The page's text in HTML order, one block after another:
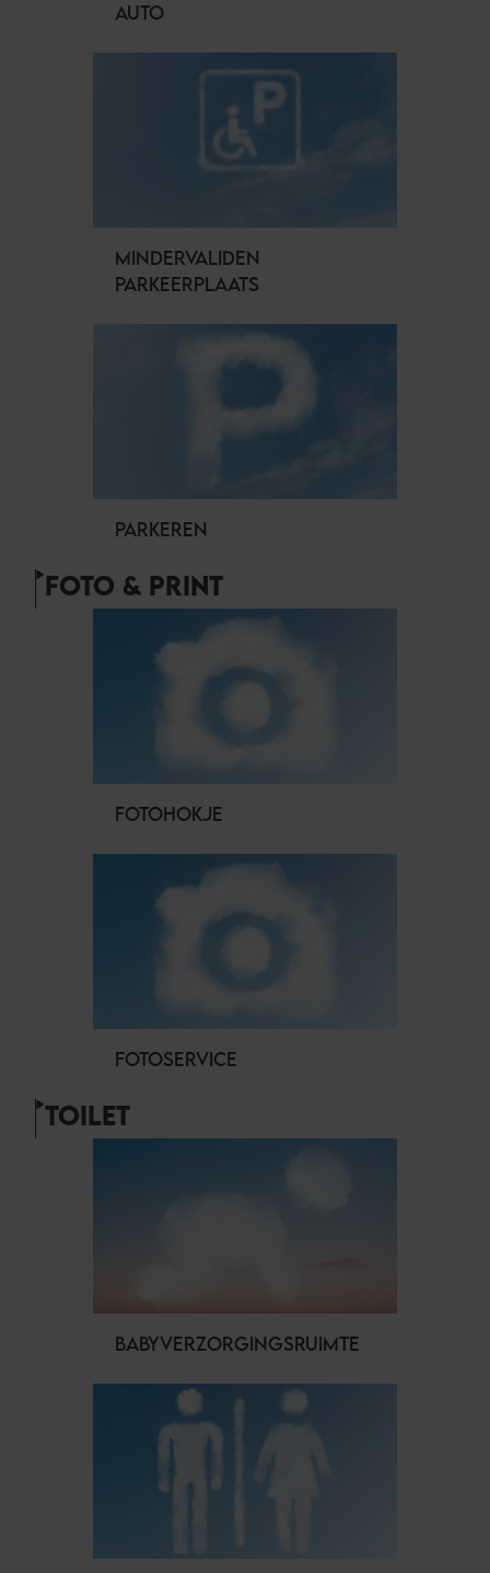
AUTO
MINDERVALIDEN
PARKEERPLAATS
PARKEREN
FOTO & PRINT
FOTOHOKJE
FOTOSERVICE
TOILET
BABYVERZORGINGSRUIMTE